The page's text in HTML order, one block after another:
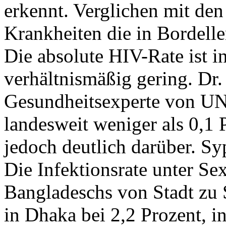
erkennt. Verglichen mit
Krankheiten die in
Die absolute HIV-Rate ist
verhältnismäßig gering.
Gesundheitsexperte von
landesweit weniger als 0,1
jedoch deutlich darüber.
Die Infektionsrate unter
Bangladeschs von Stadt
in Dhaka bei 2,2 Prozent,